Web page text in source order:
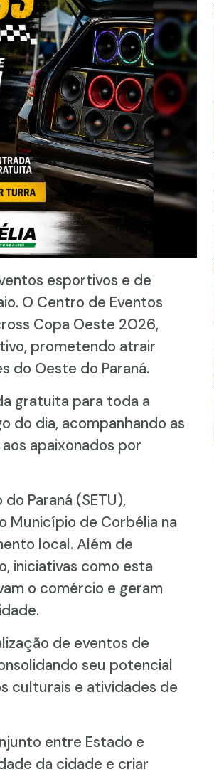
esportivos e de
O Centro de Eventos
Copa Oeste 2026,
prometendo atrair
do Oeste do Paraná.
gratuita para toda a
do dia, acompanhando as
apaixonados por
Paraná (SETU),
Município de Corbélia na
local. Além de
iniciativas como esta
o comércio e geram
de eventos de
seu potencial
culturais e atividades de
entre Estado e
da cidade e criar